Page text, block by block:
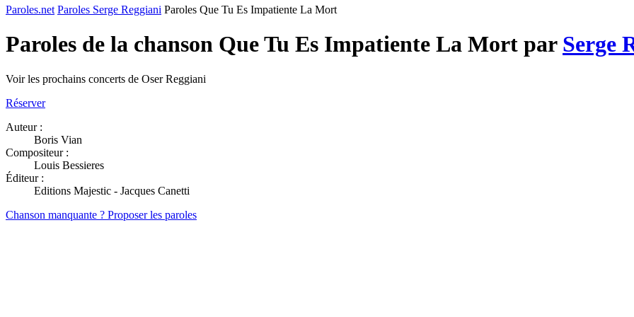
Paroles.net Paroles Serge Reggiani Paroles Que Tu Es Impatiente La Mort
Paroles de la chanson Que Tu Es Impatiente La Mort par Serge
Voir les prochains concerts de Oser Reggiani
Réserver
Auteur :
Boris Vian
Compositeur :
Louis Bessieres
Éditeur :
Editions Majestic - Jacques Canetti
Chanson manquante ? Proposer les paroles